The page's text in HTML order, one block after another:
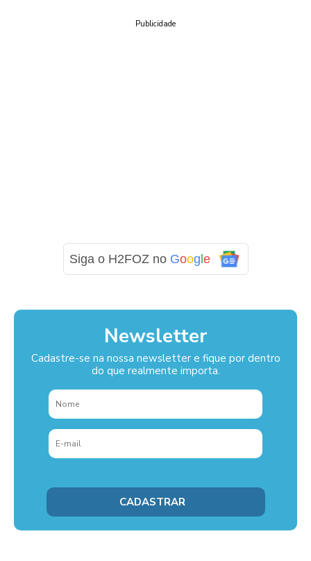
Publicidade
Siga o H2FOZ no Google
Newsletter
Cadastre-se na nossa newsletter e fique por dentro
do que realmente importa.